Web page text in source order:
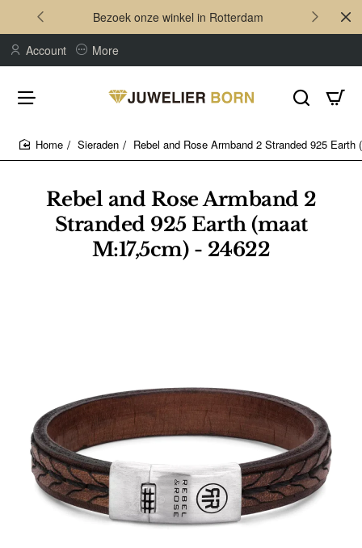
Bezoek onze winkel in Rotterdam
Account More
Rebel and Rose Armband 2
Stranded 925 Earth (maat
M:17,5cm) - 24622
Sieraden Rebel and Rose Armband 2 Stranded 925 Earth